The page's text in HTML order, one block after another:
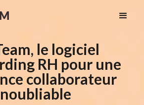
le logiciel
RH pour une
collaborateur